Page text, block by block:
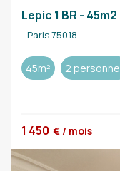
Lepic 1 BR - 45m2
- Paris 75018
45m² 2
1 450 € / mois